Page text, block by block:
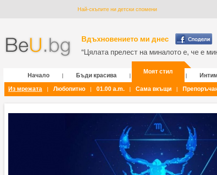
Най-скъпите ни детски спомени
Вдъхновението ми днес
“Цялата прелест на миналото е, че е
Начало | Бъди красива |
Моят стил
|
Из мрежата
| Любопитно | 01.00 a.m. | Сама вкъщи |